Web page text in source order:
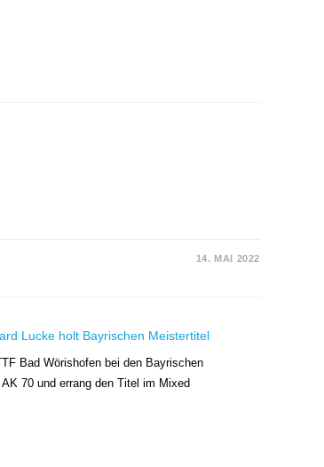
14. MAI 2022
Bad Wörishofen bei den Bayrischen
70 und errang den Titel im Mixed